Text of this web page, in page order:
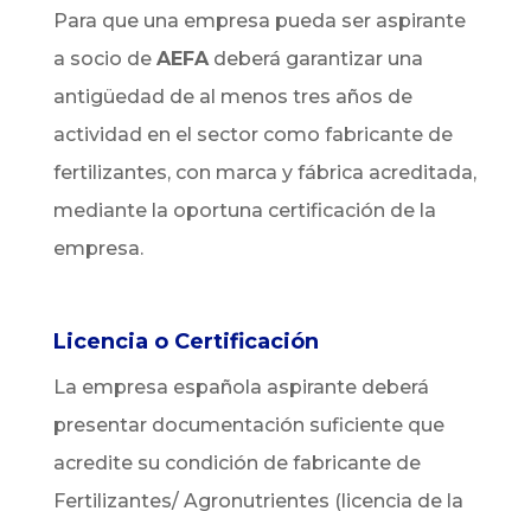
Para que una empresa pueda ser aspirante
a socio de AEFAdeberá garantizar una
antigüedad de al menos tres años de
actividad en el sector como fabricante de
fertilizantes, con marca y fábrica acreditada,
mediante la oportuna certificación de la
empresa.
Licencia o Certificación
La empresa española aspirante deberá
presentar documentación suficiente que
acredite su condición de fabricante de
Fertilizantes/ Agronutrientes (licencia de la